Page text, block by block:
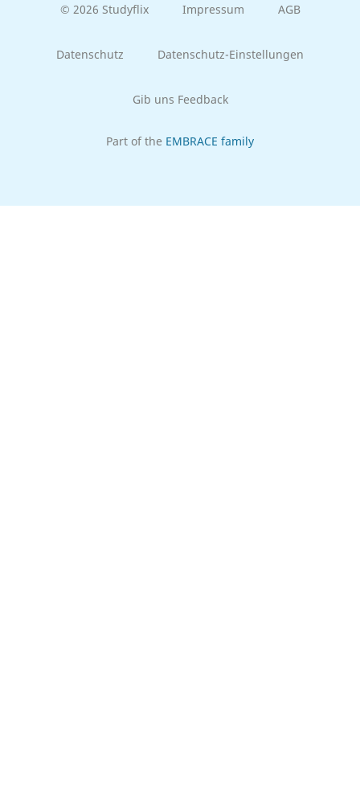
© 2026 Studyflix Impressum AGB
Datenschutz Datenschutz-Einstellungen
Gib uns Feedback
Part of the EMBRACE family